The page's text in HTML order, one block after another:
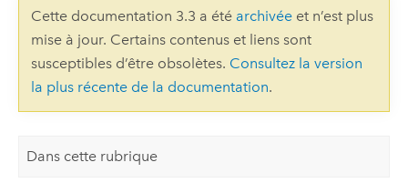
Cette documentation 3.3 a été archivéeet n’est plus
mise à jour. Certains contenus et liens sont
susceptibles d’être obsolètes. Consultez la version
la plus récente de la documentation.
Dans cette rubrique